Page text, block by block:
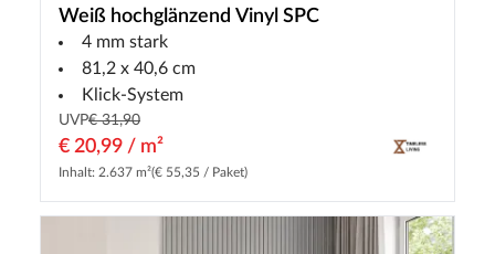
Weiß hochglänzend Vinyl SPC
4 mm stark
81,2 x 40,6 cm
Klick-System
UVP€ 31,90
€ 20,99 / m²
Inhalt: 2.637 m²(€ 55,35 / Paket)